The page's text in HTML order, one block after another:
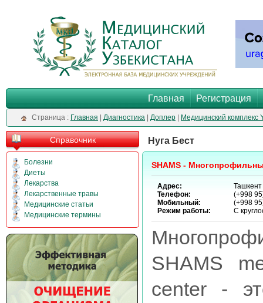
Главная Регистрация
Cтраница : Главная Диагностика Доплер Медицинский комплекс
Справочник
Болезни
Диеты
Лекарства
Лекарственные травы
Медицинские статьи
Медицинские термины
Нуга Бест
SHAMS -
Адрес:
Телефон:
Мобильный:
Режим работы:
(+998
(+998
С
SHAMS
center -